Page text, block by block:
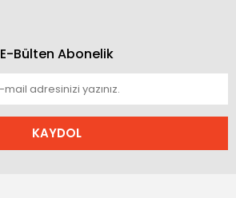
E-Bülten Abonelik
KAYDOL